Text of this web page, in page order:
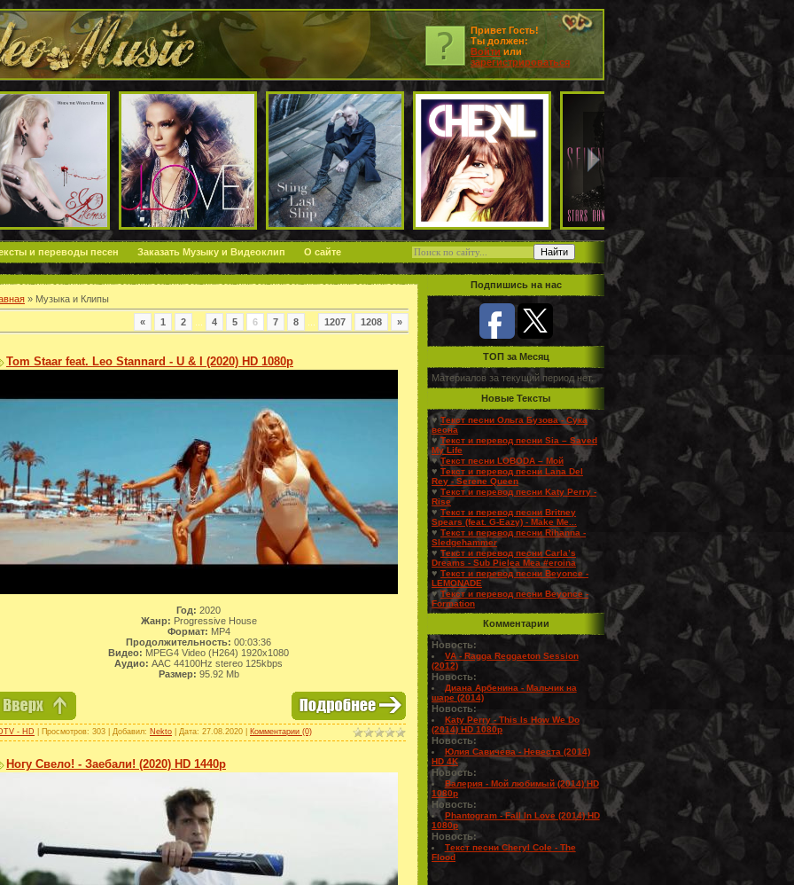
Привет Гость!
Ты должен:
Войти или
зарегистрироваться
и переводы песен Заказать Музыку и Видеоклип О сайте
» Музыка и Клипы
« 1 2 4 5 6 7 8 1207 1208 »
Tom Staar feat. Leo Stannard - U & I (2020) HD 1080p
Год: 2020
Жанр: Progressive House
Формат: MP4
Продолжительность: 00:03:36
Видео: MPEG4 Video (H264) 1920x1080
Аудио: AAC 44100Hz stereo 125kbps
Размер: 95.92 Mb
- HD | Просмотров: 303 | Добавил: Nekto | Дата: 27.08.2020 Комментарии (0)
Ногу Свело! - Заебали! (2020) HD 1440p
Подпишись на нас
TOП за Месяц
Материалов за текущий период нет.
Новые Тексты
♥Текст песни Ольга Бузова - Сука
весна
♥Текст и перевод песни Sia – Saved
My Life
♥Текст песни LOBODA – Мой
♥ Текст и перевод песни Lana Del
Rey - Serene Queen
♥ Текст и перевод песни Katy Perry -
Rise
♥ Текст и перевод песни Britney
Spears (feat. G-Eazy) - Make Me...
♥ Текст и перевод песни Rihanna -
Sledgehammer
♥ Текст и перевод песни Carla’s
Dreams - Sub Pielea Mea #eroina
♥ Текст и перевод песни Beyonce -
LEMONADE
♥Текст и перевод песни Beyonce -
Formation
Комментарии
Новость:
VA - Ragga Reggaeton Session
(2012)
Новость:
Диана Арбенина - Мальчик на
шаре (2014)
Новость:
Katy Perry - This Is How We Do
(2014) HD 1080p
Новость:
Юлия Савичева - Невеста (2014)
HD 4K
Новость:
Валерия - Мой любимый (2014) HD
1080p
Новость:
Phantogram - Fall In Love (2014) HD
1080p
Новость:
Текст песни Cheryl Cole - The
Flood